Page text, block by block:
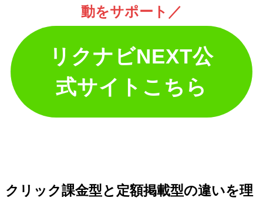
動をサポート／
リクナビNEXT公
式サイトこちら
クリック課金型と定額掲載型の違いを理